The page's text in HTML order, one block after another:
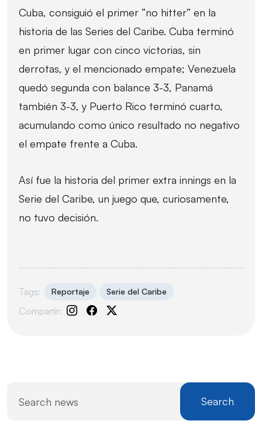
Cuba, consiguió el primer “no hitter” en la
historia de las Series del Caribe. Cuba terminó
en primer lugar con cinco victorias, sin
derrotas, y el mencionado empate; Venezuela
quedó segunda con balance 3-3, Panamá
también 3-3, y Puerto Rico terminó cuarto,
acumulando como único resultado no negativo
el empate frente a Cuba.
Así fue la historia del primer extra innings en la
Serie del Caribe, un juego que, curiosamente,
no tuvo decisión.
Tags: Reportaje Serie del Caribe
Compartir:
Search